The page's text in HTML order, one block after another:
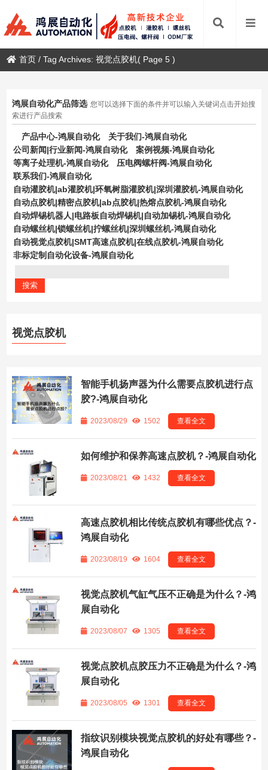
首页 /Tag Archives: 视觉点胶机( Page 5 )
鸿展自动化产品筛选 您可以选择下面的条件并可以输入关键词点击开始搜
索进行产品搜索
产品中心-鸿展自动化
关于我们-鸿展自动化
公司新闻|行业新闻-鸿展自动化
案例视频-鸿展自动化
等离子处理机-鸿展自动化
压电阀螺杆阀-鸿展自动化
联系我们-鸿展自动化
自动灌胶机|ab灌胶机|环氧树脂灌胶机|深圳灌胶机-鸿展自动化
自动点胶机|精密点胶机|ab点胶机|热熔点胶机-鸿展自动化
自动焊锡机器人|电路板自动焊锡机|自动加锡机-鸿展自动化
自动螺丝机|锁螺丝机|拧螺丝机|深圳螺丝机-鸿展自动化
自动视觉点胶机|SMT高速点胶机|在线点胶机-鸿展自动化
非标定制自动化设备-鸿展自动化
视觉点胶机
智能手机扬声器为什么需要点胶机进行点
胶?-鸿展自动化
2023/08/29 1502 查看全文
如何维护和保养高速点胶机？-鸿展自动化
2023/08/21 1432 查看全文
高速点胶机相比传统点胶机有哪些优点？-
鸿展自动化
2023/08/19 1604 查看全文
视觉点胶机气缸气压不正确是为什么？-鸿
展自动化
2023/08/07 1305 查看全文
视觉点胶机点胶压力不正确是为什么？-鸿
展自动化
2023/08/05 1301 查看全文
指纹识别模块视觉点胶机的好处有哪些？-
鸿展自动化